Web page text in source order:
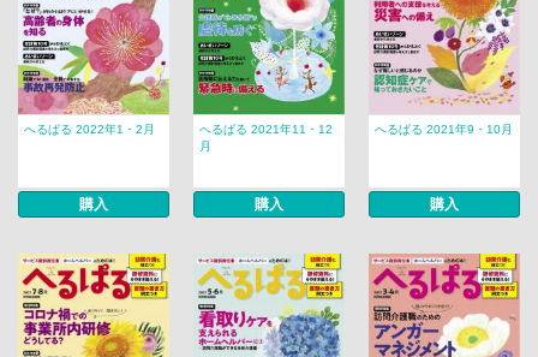
へるぱる 2022年1・2月
購入
へるぱる 2021年11・12
月
購入
へるぱる 2021年9・10月
購入